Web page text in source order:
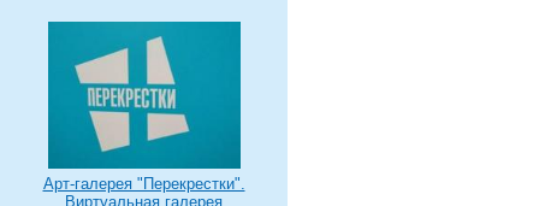
Арт-галерея "Перекрестки".
Виртуальная галерея